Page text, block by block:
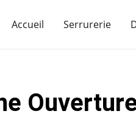
Accueil Serrurerie